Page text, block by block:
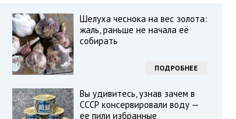
Шелуха чеснока на вес золота:
жаль, раньше не начала её
собирать
ПОДРОБНЕЕ
Вы удивитесь, узнав зачем в
СССР консервировали воду —
ее пили избранные